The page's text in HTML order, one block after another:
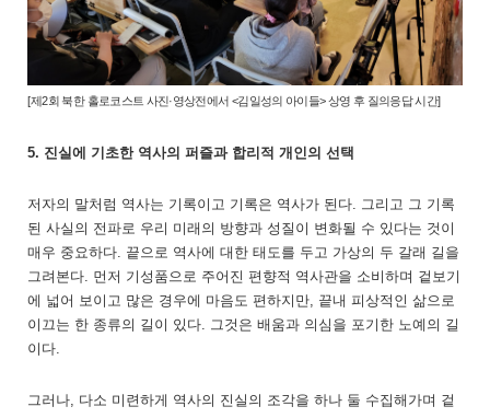
[제2회 북한 홀로코스트 사진·영상전에서 <김일성의 아이들> 상영 후 질의응답 시간]
5. 진실에 기초한 역사의 퍼즐과 합리적 개인의 선택
저자의 말처럼 역사는 기록이고 기록은 역사가 된다. 그리고 그 기록
된 사실의 전파로 우리 미래의 방향과 성질이 변화될 수 있다는 것이
매우 중요하다. 끝으로 역사에 대한 태도를 두고 가상의 두 갈래 길을
그려본다. 먼저 기성품으로 주어진 편향적 역사관을 소비하며 겉보기
에 넓어 보이고 많은 경우에 마음도 편하지만, 끝내 피상적인 삶으로
이끄는 한 종류의 길이 있다. 그것은 배움과 의심을 포기한 노예의 길
이다.
그러나, 다소 미련하게 역사의 진실의 조각을 하나 둘 수집해가며 겉